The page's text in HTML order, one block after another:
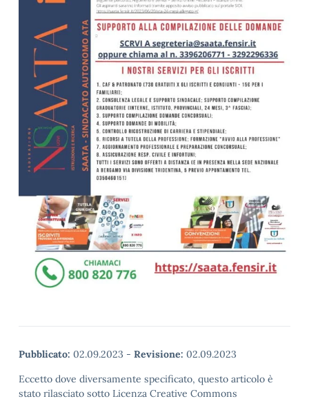
Pubblicato: 02.09.2023 - Revisione: 02.09.2023
Eccetto dove diversamente specificato, questo articolo è
stato rilasciato sotto Licenza Creative Commons